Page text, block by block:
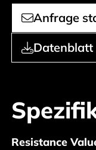
Anfrage
Resistance